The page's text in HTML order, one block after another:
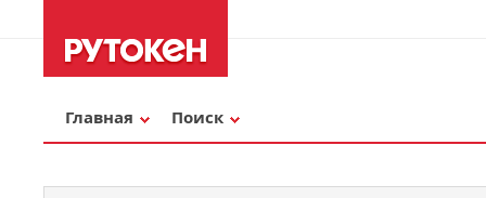
Главная Поиск